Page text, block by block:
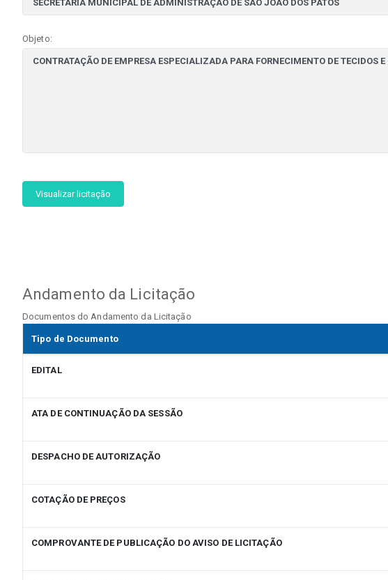
Objeto:
Visualizar licitação
Andamento da Licitação
Documentos do Andamento da Licitação
Tipo de Documento
EDITAL
ATA DE CONTINUAÇÃO DA SESSÃO
DESPACHO DE AUTORIZAÇÃO
COTAÇÃO DE PREÇOS
COMPROVANTE DE PUBLICAÇÃO DO AVISO DE LICITAÇÃO